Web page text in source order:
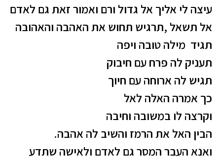
עיצה לי אליך אל גדול ורם ואמור זאת גם לאדם
אל תשאל ,תרגיש תחוש את האהבה והאהובה
תגיד מילה טובה ויפה
תעניק לה פרח עם חיבוק
תגיש לה ארוחה עם חיוך
כך אמרה האלה לאל
וקרצה לו במשובה וחיבה
הבין האל את הרמז והשיב לה אהבה.
ואנא העבר המסר גם לאדם ולאישה שתדע